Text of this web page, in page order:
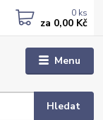
Menu
Hledat
0 ks
za 0,00 Kč